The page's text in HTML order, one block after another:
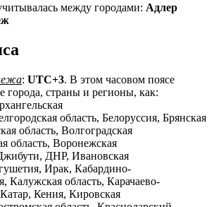
между городами: Адлер
: UTC+3. В этом часовом поясе
города, страны и регионы, как:
область, Белоруссия, Брянская
область, Волгоградская
область, Воронежская
ДНР, Ивановская
Ирак, Кабардино-
Калужская область, Карачаево-
Кения, Кировская